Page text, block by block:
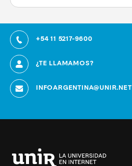
+54 11 5217-9600
¿TE LLAMAMOS?
INFOARGENTINA@UNIR.NET